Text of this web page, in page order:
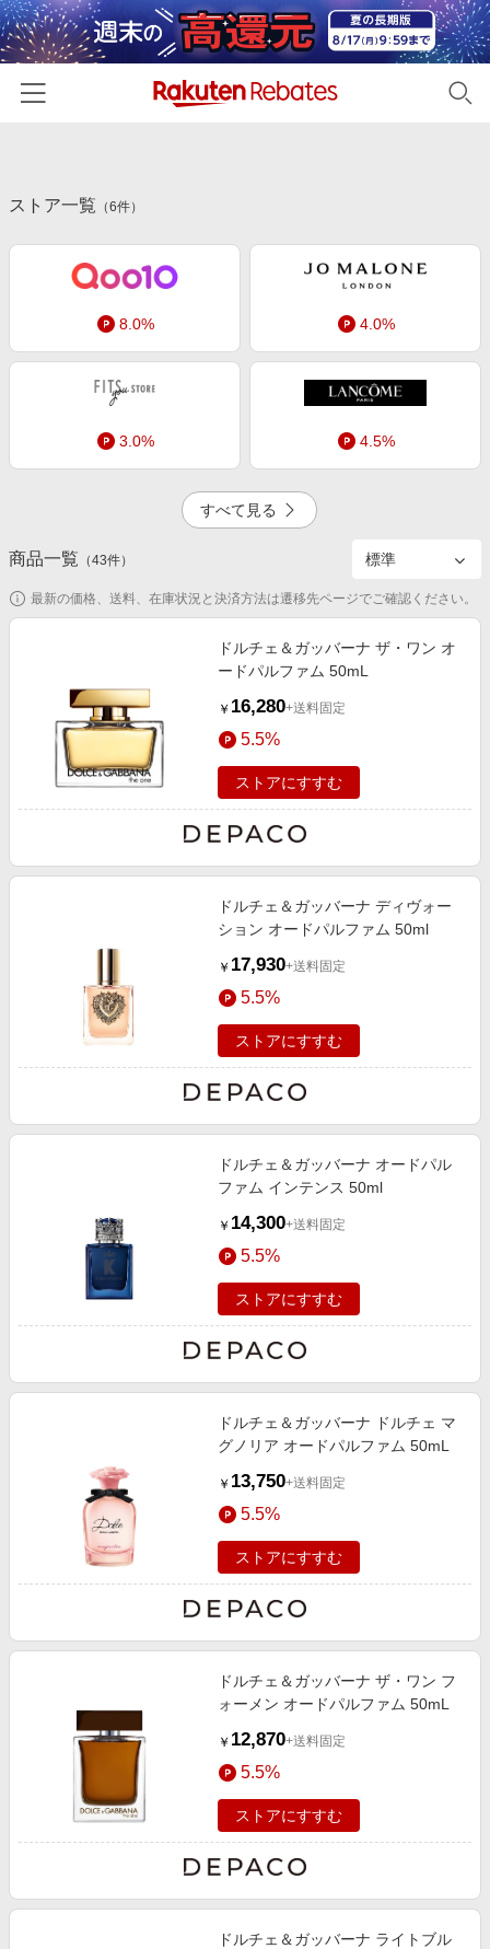
カテゴリー一覧
百貨店・総合ECモール
ファッション・インナー・小物
食品・スイーツ・お酒
日用品・キッチン用品
コスメ・健康・医薬品
キッズ・ベビー用品
家電・PC・スマホ・カメラ
ペット・花・DIY・車
金融・マネー・保険
デジタルコンテンツ
ビジネス・その他サービス
初回購入者限定特典
新着ストアのご紹介
電子書籍特集
旅行特集
わくわく夏特集
とことん買い物チャレンジ
Apple公式サイト×楽天カード分割払い
Qoo10メガポ
Samsung ボーナスキャンペーン
週末の高還元 夏の長期版
友達紹介
楽天IDでログイン/会員登録
ストア一覧 （6件）
8.0% 4.0%
3.0% 4.5%
7.0% 5.0%
すべて見る
商品一覧 （43件）
最新の価格、送料、在庫状況と決済方法は遷移先ページでご確認ください。
ドルチェ＆ガッバーナ ザ・ワン オ
ードパルファム 50mL
￥ 16,280+送料固定
5.5%
ストアにすすむ
ドルチェ＆ガッバーナ ディヴォー
ション オードパルファム 50ml
￥ 17,930+送料固定
5.5%
ストアにすすむ
ドルチェ＆ガッバーナ オードパル
ファム インテンス 50ml
￥ 14,300+送料固定
5.5%
ストアにすすむ
ドルチェ＆ガッバーナ ドルチェ マ
グノリア オードパルファム 50mL
￥ 13,750+送料固定
5.5%
ストアにすすむ
ドルチェ＆ガッバーナ ザ・ワン フ
ォーメン オードパルファム 50mL
￥ 12,870+送料固定
5.5%
ストアにすすむ
ドルチェ＆ガッバーナ ライトブル